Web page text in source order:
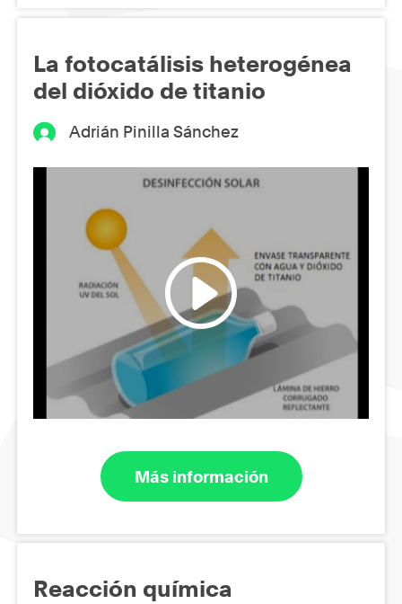
La fotocatálisis heterogénea
del dióxido de titanio
Adrián Pinilla Sánchez
Más información
Reacción química